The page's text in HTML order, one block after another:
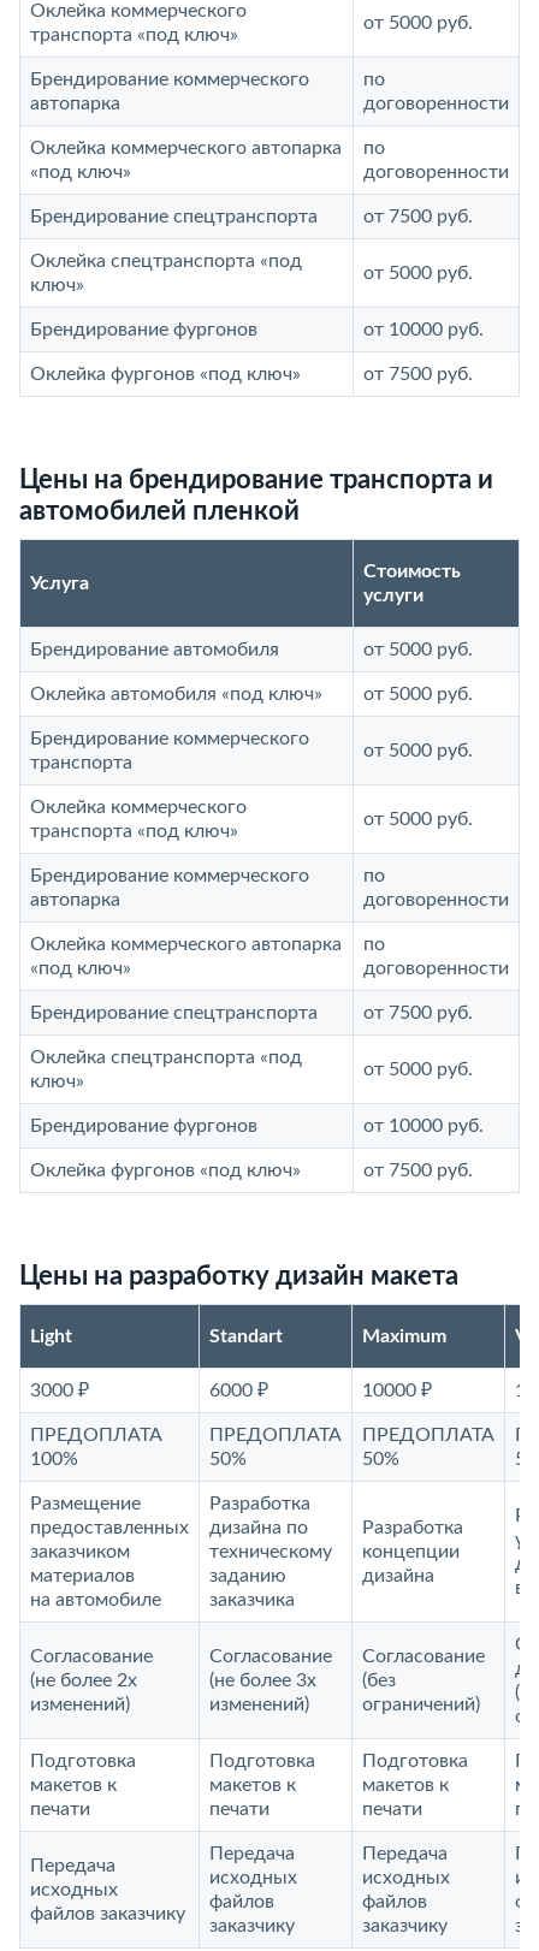
Оклейка коммерческого
транспорта «под ключ»
от 5000 руб.
Брендирование коммерческого
автопарка
по
договоренности
Оклейка коммерческого автопарка
«под ключ»
по
договоренности
Брендирование спецтранспорта от 7500 руб.
Оклейка спецтранспорта «под
ключ»
от 5000 руб.
Брендирование фургонов от 10000 руб.
Оклейка фургонов «под ключ» от 7500 руб.
Цены на брендирование транспорта и
автомобилей пленкой
Услуга
Стоимость
услуги
Брендирование автомобиля от 5000 руб.
Оклейка автомобиля «под ключ» от 5000 руб.
Брендирование коммерческого
транспорта
от 5000 руб.
Оклейка коммерческого
транспорта «под ключ»
от 5000 руб.
Брендирование коммерческого
автопарка
по
договоренности
Оклейка коммерческого автопарка
«под ключ»
по
договоренности
Брендирование спецтранспорта от 7500 руб.
Оклейка спецтранспорта «под
ключ»
от 5000 руб.
Брендирование фургонов от 10000 руб.
Оклейка фургонов «под ключ» от 7500 руб.
Цены на разработку дизайн макета
Light Standart Maximum
3000 ₽ 6000 ₽ 10000 ₽
ПРЕДОПЛАТА
100%
ПРЕДОПЛАТА
50%
ПРЕДОПЛАТА
50%
Размещение
предоставленных
заказчиком
материалов
на автомобиле
Разработка
дизайна по
техническому
заданию
заказчика
Разработка
концепции
дизайна
Согласование
(не более 2х
изменений)
Согласование
(не более 3х
изменений)
Согласование
(без
ограничений)
Подготовка
макетов к
печати
Подготовка
макетов к
печати
Подготовка
макетов к
печати
Передача
исходных
файлов заказчику
Передача
исходных
файлов
заказчику
Передача
исходных
файлов
заказчику